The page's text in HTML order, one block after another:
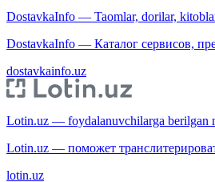
DostavkaInfo — Taomlar, dorilar,
DostavkaInfo — Каталог сервисов,
dostavkainfo.uz
Lotin.uz — foydalanuvchilarga berilgan
Lotin.uz — поможет
lotin.uz